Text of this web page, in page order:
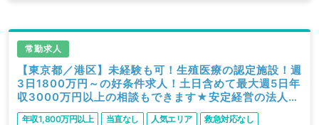
常勤求人
【東京都／港区】未経験も可！生殖医療の認定施設！週
3日1800万円～の好条件求人！土日含めて最大週5日年
収3000万円以上の相談もできます★安定経営の法人で
シフト勤務★（産婦人科／常勤）
年収1,800万円以上 当直なし 人気エリア
救急対応なし